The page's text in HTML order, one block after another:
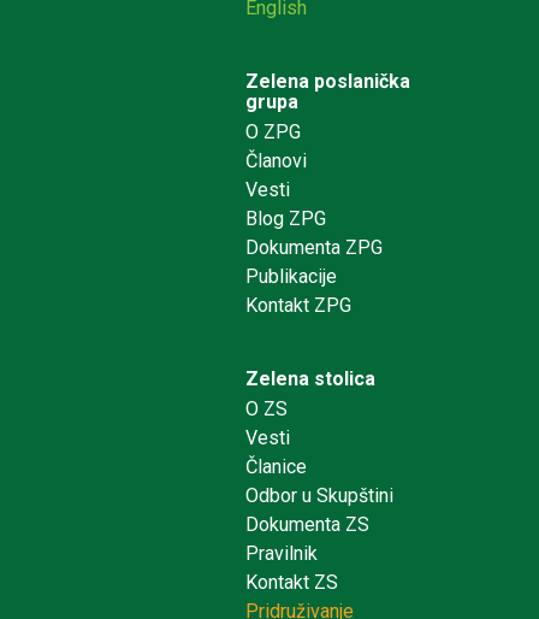
English
Zelena poslanička
grupa
O ZPG
Članovi
Vesti
Blog ZPG
Dokumenta ZPG
Publikacije
Kontakt ZPG
Zelena stolica
O ZS
Vesti
Članice
Odbor u Skupštini
Dokumenta ZS
Pravilnik
Kontakt ZS
Pridruživanje